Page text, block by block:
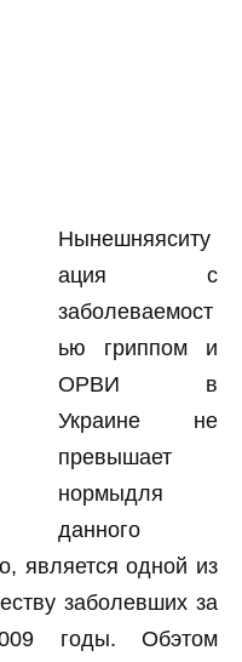
Нынешняяситу
ация с
заболеваемост
ью гриппом и
ОРВИ в
Украине не
превышает
нормыдля
данного
является одной из
заболевших за
годы. Обэтом